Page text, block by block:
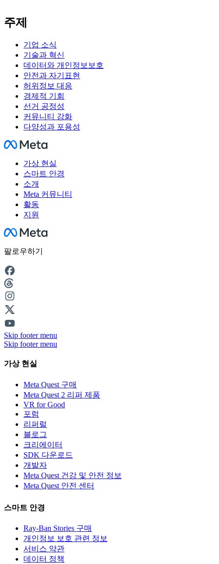
주제
기업 소식
기술과 혁신
데이터와 개인정보보호
안전과 자기표현
허위정보 대응
경제적 기회
선거 공정성
커뮤니티 강화
다양성과 포용성
Facebook
가상 현실
스마트 안경
소개
Meta 커뮤니티
활동
지원
Facebook
팔로우하기
Skip footer menu
Skip footer menu
가상 현실
Meta Quest 구매
Meta Quest 2 리퍼 제품
VR for Good
포럼
리퍼럴
블로그
크리에이터
SDK 다운로드
개발자
Meta Quest 건강 및 안전 정보
Meta Quest 안전 센터
스마트 안경
Ray-Ban Stories 구매
개인정보 보호 관련 정보
서비스 약관
데이터 정책